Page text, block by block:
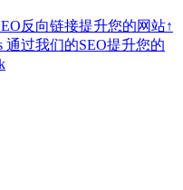
反向链接提升您的网站↑
通过我们的SEO提升您的